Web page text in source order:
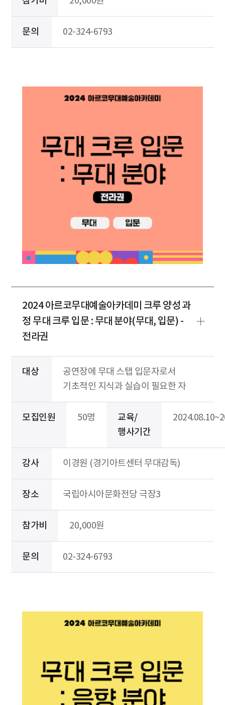
문의 02-324-6793
2024 아르코무대예술아카데미 크루 양성 과
정 무대 크루 입문 : 무대 분야(무대, 입문) -
전라권
대상
공연장에 무대 스탭 입문자로서
기초적인 지식과 실습이 필요한 자
모집인원 50명
교육/
행사기간
강사 이경원 (경기아트센터 무대감독)
장소 국립아시아문화전당 극장3
참가비 20,000원
문의 02-324-6793